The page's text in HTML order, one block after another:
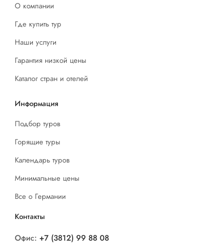
О компании
Где купить тур
Наши услуги
Гарантия низкой цены
Каталог стран и отелей
Информация
Подбор туров
Горящие туры
Календарь туров
Минимальные цены
Все о Германии
Контакты
Офис: +7 (3812) 99 88 08